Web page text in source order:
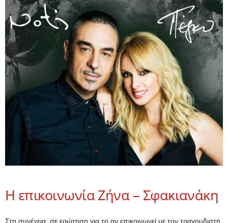
Η επικοινωνία Ζήνα – Σφακιανάκη
Στη συνέχεια, σε ερώτηση για το αν επικοινωνεί με τον τραγουδιστή,